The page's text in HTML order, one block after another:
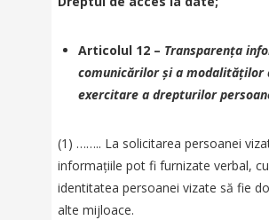
Articolul 12 – Transparența
comunicărilor și a modalităților
exercitare a drepturilor
(1) …….. La solicitarea persoanei
informațiile pot fi furnizate verbal,
identitatea persoanei vizate să fie
alte mijloace.